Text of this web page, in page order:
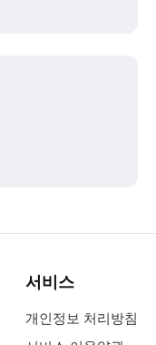
서비스
개인정보 처리방침